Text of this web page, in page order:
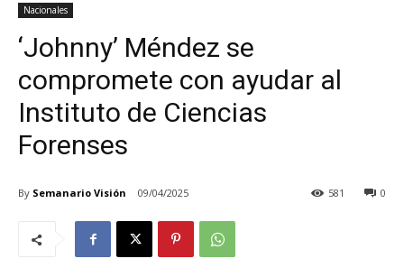
Nacionales
‘Johnny’ Méndez se
compromete con ayudar al
Instituto de Ciencias
Forenses
By Semanario Visión 09/04/2025 0
581